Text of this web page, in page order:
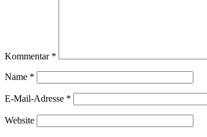
Kommentar *
Name *
E-Mail-Adresse *
Website